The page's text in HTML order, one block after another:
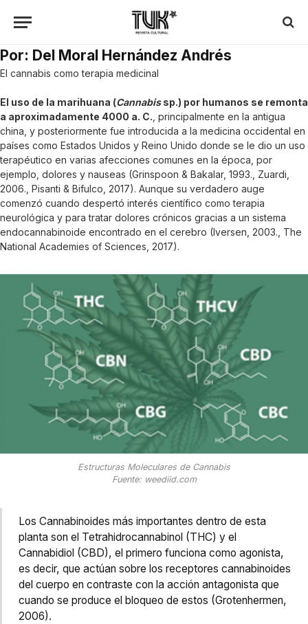
Por: Del Moral Hernández Andrés
El cannabis como terapia medicinal
El uso de la marihuana (Cannabissp.) por humanos se remonta
a aproximadamente 4000 a. C. , principalmente en la antigua
china, y posteriormente fue introducida a la medicina occidental en
países como Estados Unidos y Reino Unido donde se le dio un uso
terapéutico en varias afecciones comunes en la época, por
ejemplo, dolores y nauseas (Grinspoon & Bakalar, 1993., Zuardi,
2006., Pisanti & Bifulco, 2017). Aunque su verdadero auge
comenzó cuando despertó interés científico como terapia
neurológica y para tratar dolores crónicos gracias a un sistema
endocannabinoide encontrado en el cerebro (Iversen, 2003., The
National Academies of Sciences, 2017).
Estructuras Moleculares de Cannabis
Fuente: weediid.com
Los Cannabinoides más importantes dentro de esta
planta son el Tetrahidrocannabinol (THC) y el
Cannabidiol (CBD), el primero funciona como agonista,
es decir, que actúan sobre los receptores cannabinoides
del cuerpo en contraste con la acción antagonista que
cuando se produce el bloqueo de estos (Grotenhermen,
2006).